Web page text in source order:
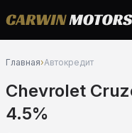
Главная›Автокредит
Chevrolet
4.5%